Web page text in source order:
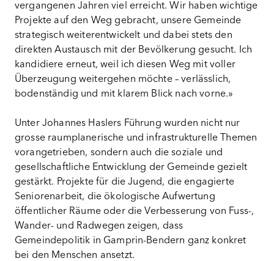
vergangenen Jahren viel erreicht. Wir haben wichtige
Projekte auf den Weg gebracht, unsere Gemeinde
strategisch weiterentwickelt und dabei stets den
direkten Austausch mit der Bevölkerung gesucht. Ich
kandidiere erneut, weil ich diesen Weg mit voller
Überzeugung weitergehen möchte – verlässlich,
bodenständig und mit klarem Blick nach vorne.»
Unter Johannes Haslers Führung wurden nicht nur
grosse raumplanerische und infrastrukturelle Themen
vorangetrieben, sondern auch die soziale und
gesellschaftliche Entwicklung der Gemeinde gezielt
gestärkt. Projekte für die Jugend, die engagierte
Seniorenarbeit, die ökologische Aufwertung
öffentlicher Räume oder die Verbesserung von Fuss-,
Wander- und Radwegen zeigen, dass
Gemeindepolitik in Gamprin-Bendern ganz konkret
bei den Menschen ansetzt.